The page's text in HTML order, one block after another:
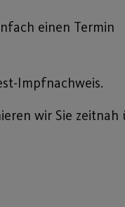
einen Termin
Impfnachweis.
wir Sie zeitnah